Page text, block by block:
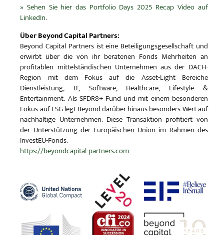
» Sehen Sie hier das Portfolio Days 2025 Recap Video auf
LinkedIn.
Über Beyond Capital Partners:
Beyond Capital Partners ist eine Beteiligungsgesellschaft und
erwirbt über die von ihr beratenen Fonds Mehrheiten an
profitablen mittelständischen Unternehmen aus der DACH-
Region mit dem Fokus auf die Asset-Light Bereiche
Dienstleistung, IT, Software, Healthcare, Lifestyle &
Entertainment. Als SFDR8+ Fund und mit einem besonderen
Fokus auf ESG legt Beyond darüber hinaus besonders Wert auf
nachhaltige Unternehmen. Diese Transaktion profitiert von
der Unterstützung der Europäischen Union im Rahmen des
InvestEU-Fonds.
https://beyondcapital-partners.com